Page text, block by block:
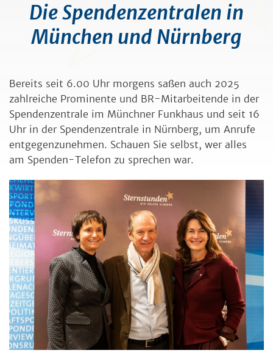
Die Spendenzentralen in
München und Nürnberg
Bereits seit 6.00 Uhr morgens saßen auch 2025
zahlreiche Prominente und BR-Mitarbeitende in der
Spendenzentrale im Münchner Funkhaus und seit 16
Uhr in der Spendenzentrale in Nürnberg, um Anrufe
entgegenzunehmen. Schauen Sie selbst, wer alles
am Spenden-Telefon zu sprechen war.